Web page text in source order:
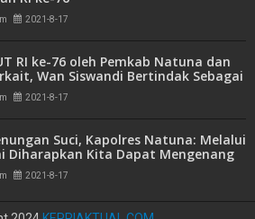
2021-8-17
RI ke-76 oleh Pemkab Natuna dan
Wan Siswandi Bertindak Sebagai
2021-8-17
Suci, Kapolres Natuna: Melalui
Diharapkan Kita Dapat Mengenang
Jasa Para Pahlawan
2021-8-17